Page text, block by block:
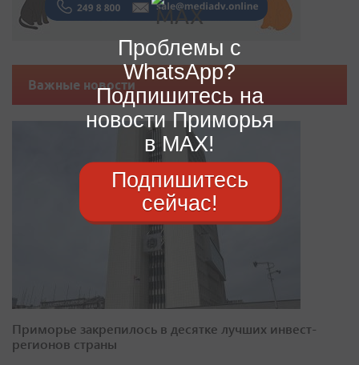
Важные новости
Приморье закрепилось в десятке лучших инвест-
регионов страны
Проблемы с
WhatsApp?
Подпишитесь на
новости Приморья
в MAX!
Подпишитесь
сейчас!